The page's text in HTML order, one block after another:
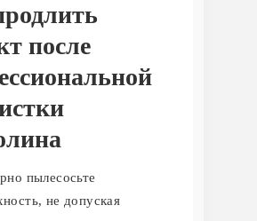
после
пылесосьте
не допуская